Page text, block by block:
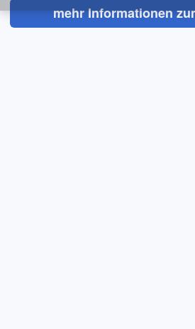
mehr Informationen